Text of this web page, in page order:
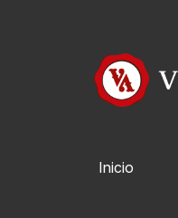
Inicio